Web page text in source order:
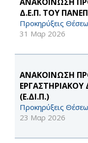
Δ.Ε.Π. ΤΟΥ
Προκηρύξεις
31 Μαρ 2026
ΑΝΑΚΟΙΝΩΣΗ
ΕΡΓΑΣΤΗΡΙΑΚΟΥ
(Ε.ΔΙ.Π.)
Προκηρύξεις
23 Μαρ 2026